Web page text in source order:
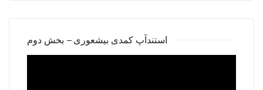
استندآپ کمدی بیشعوری – بخش دوم